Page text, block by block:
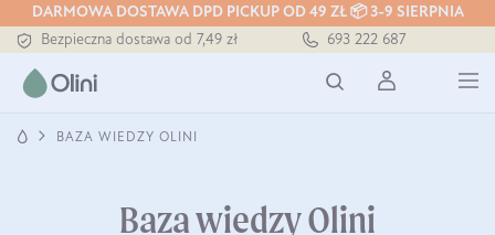
DARMOWA DOSTAWA DPD PICKUP OD 49 ZŁ 📦 3-9 SIERPNIA
Bezpieczna dostawa od 7,49 zł
Darmowa dostawa od 199 zł
Tłoczony zawsze na zimno
693 222 687
BAZA WIEDZY OLINI
Baza wiedzy Olini